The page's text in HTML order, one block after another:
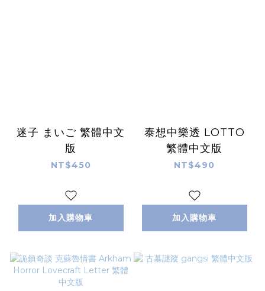
迷子 まいご 繁體中文
版
NT$450
加入購物車
泰想中樂透 LOTTO
繁體中文版
NT$490
加入購物車